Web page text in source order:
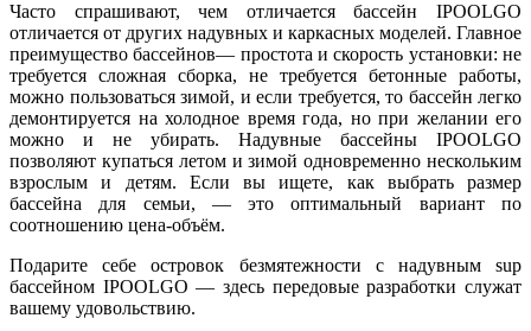
Часто спрашивают, чем отличается бассейн IPOOLGO
отличается от других надувных и каркасных моделей. Главное
преимущество бассейнов— простота и скорость установки: не
требуется сложная сборка, не требуется бетонные работы,
можно пользоваться зимой, и если требуется, то бассейн легко
демонтируется на холодное время года, но при желании его
можно и не убирать. Надувные бассейны IPOOLGO
позволяют купаться летом и зимой одновременно нескольким
взрослым и детям. Если вы ищете, как выбрать размер
бассейна для семьи, — это оптимальный вариант по
соотношению цена-объём.
Подарите себе островок безмятежности с надувным sup
бассейном IPOOLGO — здесь передовые разработки служат
вашему удовольствию.